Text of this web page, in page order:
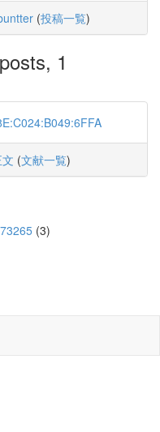
(投稿一覧)
1
(文献一覧)
(3)